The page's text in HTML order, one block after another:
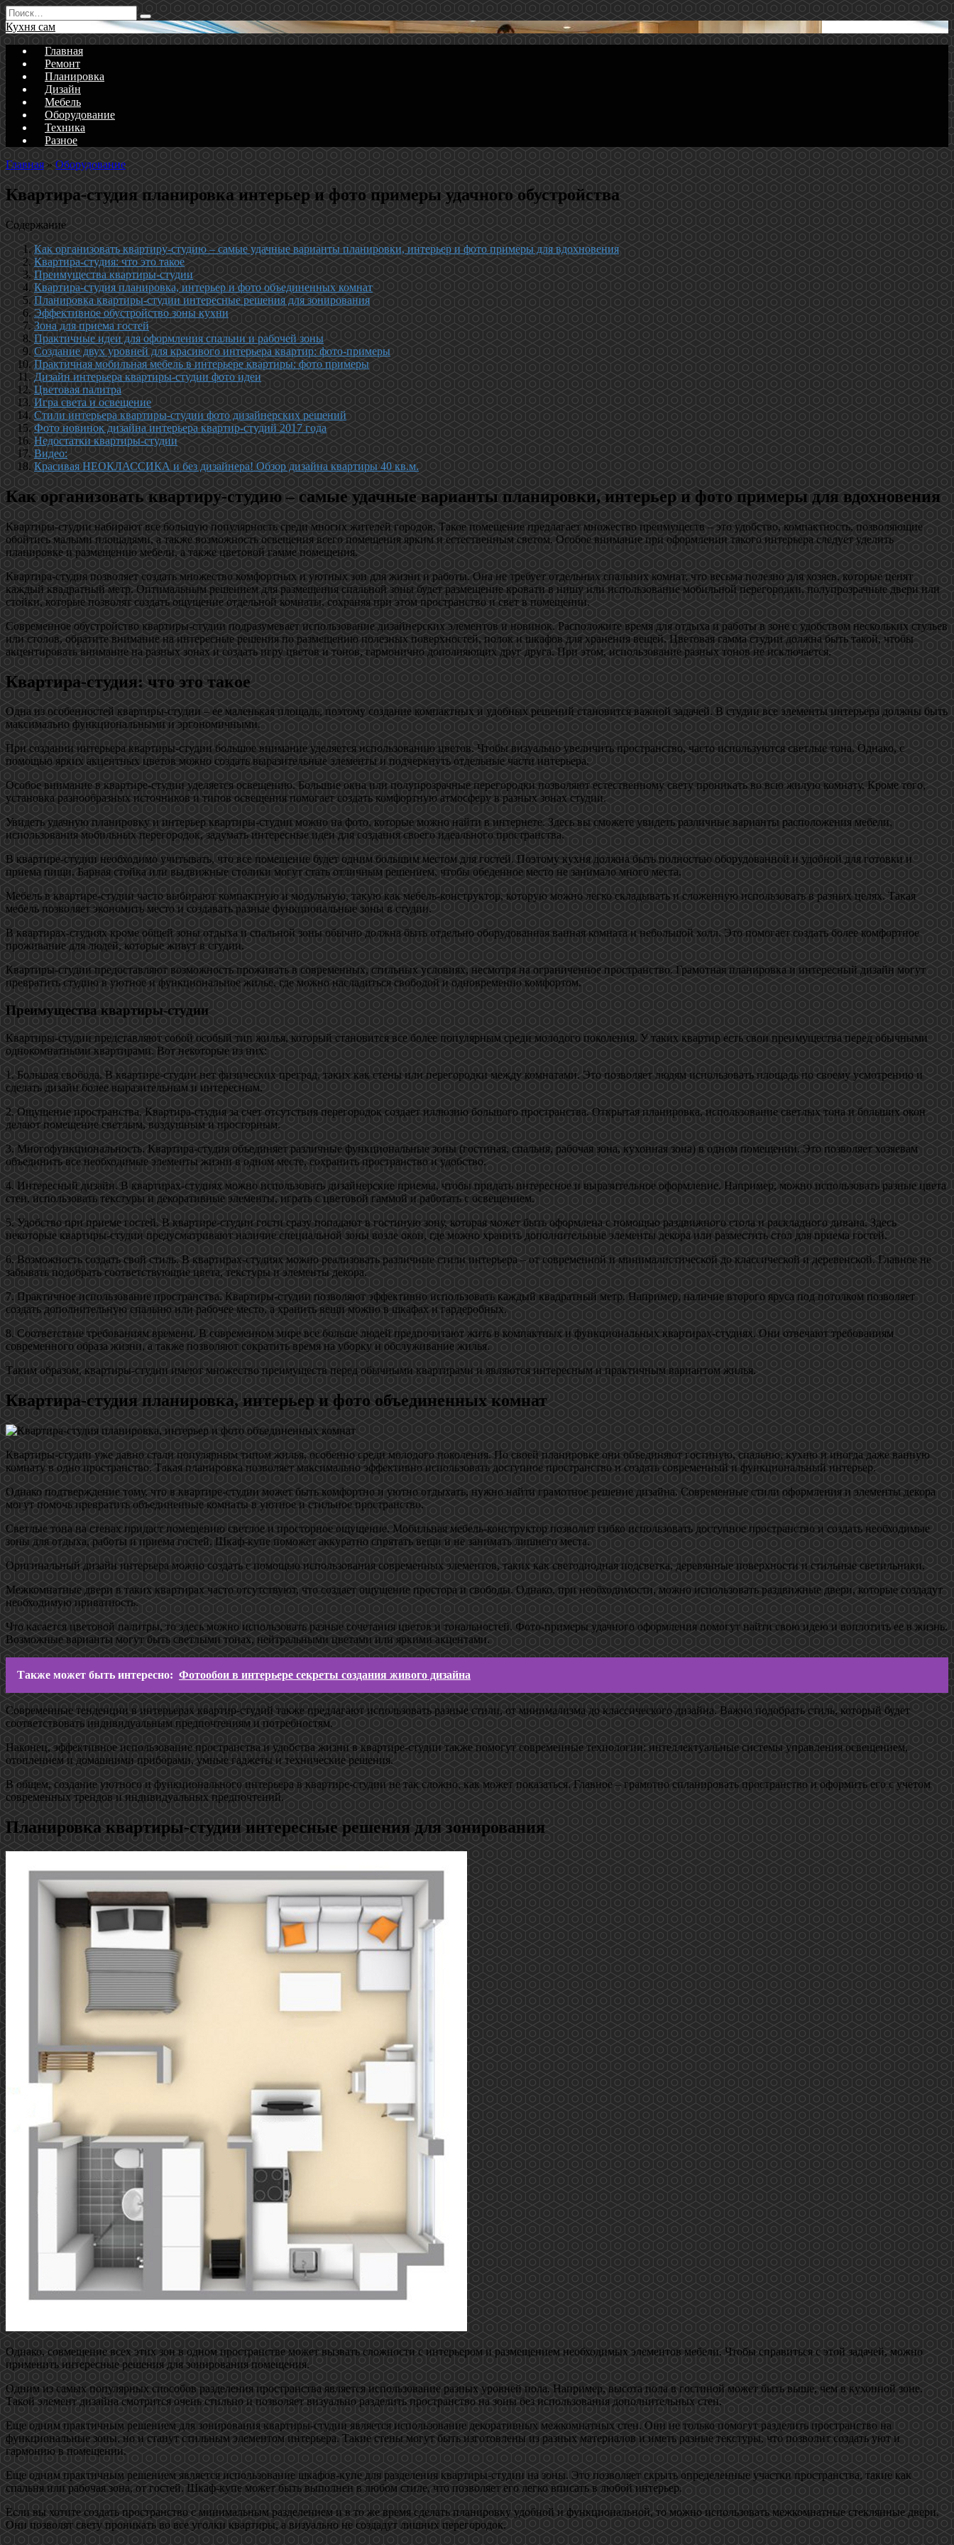
Перейти
к
содержанию
Search
for:
Кухня сам
Главная
Ремонт
Планировка
Дизайн
Мебель
Оборудование
Техника
Разное
Главная » Оборудование
Квартира-студия планировка интерьер и фото примеры удачного обустройства
Содержание
Как организовать квартиру-студию – самые удачные варианты планировки, интерьер и фото примеры для вдохновения
Квартира-студия: что это такое
Преимущества квартиры-студии
Квартира-студия планировка, интерьер и фото объединенных комнат
Планировка квартиры-студии интересные решения для зонирования
Эффективное обустройство зоны кухни
Зона для приема гостей
Практичные идеи для оформления спальни и рабочей зоны
Создание двух уровней для красивого интерьера квартир: фото-примеры
Практичная мобильная мебель в интерьере квартиры: фото примеры
Дизайн интерьера квартиры-студии фото идеи
Цветовая палитра
Игра света и освещение
Стили интерьера квартиры-студии фото дизайнерских решений
Фото новинок дизайна интерьера квартир-студий 2017 года
Недостатки квартиры-студии
Видео:
Красивая НЕОКЛАССИКА и без дизайнера! Обзор дизайна квартиры 40 кв.м.
Как организовать квартиру-студию – самые удачные варианты планировки, интерьер и фото примеры для вдохновения
Квартиры-студии набирают все большую популярность среди многих жителей городов. Такое помещение предлагает множество преимуществ – это удобство, компактность, позволяющие
обойтись малыми площадями, а также возможность освещения всего помещения ярким и естественным светом. Особое внимание при оформлении такого интерьера следует уделить
планировке и размещению мебели, а также цветовой гамме помещения.
Квартира-студия позволяет создать множество комфортных и уютных зон для жизни и работы. Она не требует отдельных спальних комнат, что весьма полезно для хозяев, которые ценят
каждый квадратный метр. Оптимальным решением для размещения спальной зоны будет размещение кровати в нишу или использование мобильной перегородки, полупрозрачные двери или
стойки, которые позволят создать ощущение отдельной комнаты, сохраняя при этом пространство и свет в помещении.
Современное обустройство квартиры-студии подразумевает использование дизайнерских элементов и новинок. Расположите время для отдыха и работы в зоне с удобством нескольких стульев
или столов, обратите внимание на интересные решения по размещению полезных поверхностей, полок и шкафов для хранения вещей. Цветовая гамма студии должна быть такой, чтобы
акцентировать внимание на разных зонах и создать игру цветов и тонов, гармонично дополняющих друг друга. При этом, использование разных тонов не исключается.
Квартира-студия: что это такое
Одна из особенностей квартиры-студии – ее маленькая площадь, поэтому создание компактных и удобных решений становится важной задачей. В студии все элементы интерьера должны быть
максимально функциональными и эргономичными.
При создании интерьера квартиры-студии большое внимание уделяется использованию цветов. Чтобы визуально увеличить пространство, часто используются светлые тона. Однако, с
помощью ярких акцентных цветов можно создать выразительные элементы и подчеркнуть отдельные части интерьера.
Особое внимание в квартире-студии уделяется освещению. Большие окна или полупрозрачные перегородки позволяют естественному свету проникать во всю жилую комнату. Кроме того,
установка разнообразных источников и типов освещения помогает создать комфортную атмосферу в разных зонах студии.
Увидеть удачную планировку и интерьер квартиры-студии можно на фото, которые можно найти в интернете. Здесь вы сможете увидеть различные варианты расположения мебели,
использования мобильных перегородок, задумать интересные идеи для создания своего идеального пространства.
В квартире-студии необходимо учитывать, что все помещение будет одним большим местом для гостей. Поэтому кухня должна быть полностью оборудованной и удобной для готовки и
приема пищи. Барная стойка или выдвижные столики могут стать отличным решением, чтобы обеденное место не занимало много места.
Мебель в квартире-студии часто выбирают компактную и модульную, такую как мебель-конструктор, которую можно легко складывать и сложенную использовать в разных целях. Такая
мебель позволяет экономить место и создавать разные функциональные зоны в студии.
В квартирах-студиях кроме общей зоны отдыха и спальной зоны обычно должна быть отдельно оборудованная ванная комната и небольшой холл. Это помогает создать более комфортное
проживание для людей, которые живут в студии.
Квартиры-студии предоставляют возможность проживать в современных, стильных условиях, несмотря на ограниченное пространство. Грамотная планировка и интересный дизайн могут
превратить студию в уютное и функциональное жилье, где можно насладиться свободой и одновременно комфортом.
Преимущества квартиры-студии
Квартиры-студии представляют собой особый тип жилья, который становится все более популярным среди молодого поколения. У таких квартир есть свои преимущества перед обычными
однокомнатными квартирами. Вот некоторые из них:
1. Большая свобода. В квартире-студии нет физических преград, таких как стены или перегородки между комнатами. Это позволяет людям использовать площадь по своему усмотрению и
сделать дизайн более выразительным и интересным.
2. Ощущение пространства. Квартира-студия за счет отсутствия перегородок создает иллюзию большого пространства. Открытая планировка, использование светлых тона и больших окон
делают помещение светлым, воздушным и просторным.
3. Многофункциональность. Квартира-студия объединяет различные функциональные зоны (гостиная, спальня, рабочая зона, кухонная зона) в одном помещении. Это позволяет хозяевам
объединить все необходимые элементы жизни в одном месте, сохранить пространство и удобство.
4. Интересный дизайн. В квартирах-студиях можно использовать дизайнерские приемы, чтобы придать интересное и выразительное оформление. Например, можно использовать разные цвета
стен, использовать текстуры и декоративные элементы, играть с цветовой гаммой и работать с освещением.
5. Удобство при приеме гостей. В квартире-студии гости сразу попадают в гостиную зону, которая может быть оформлена с помощью раздвижного стола и раскладного дивана. Здесь
некоторые квартиры-студии предусматривают наличие специальной зоны возле окон, где можно хранить дополнительные элементы декора или разместить стол для приема гостей.
6. Возможность создать свой стиль. В квартирах-студиях можно реализовать различные стили интерьера – от современной и минималистической до классической и деревенской. Главное не
забывать подобрать соответствующие цвета, текстуры и элементы декора.
7. Практичное использование пространства. Квартиры-студии позволяют эффективно использовать каждый квадратный метр. Например, наличие второго яруса под потолком позволяет
создать дополнительную спальню или рабочее место, а хранить вещи можно в шкафах и гардеробных.
8. Соответствие требованиям времени. В современном мире все больше людей предпочитают жить в компактных и функциональных квартирах-студиях. Они отвечают требованиям
современного образа жизни, а также позволяют сократить время на уборку и обслуживание жилья.
Таким образом, квартиры-студии имеют множество преимуществ перед обычными квартирами и являются интересным и практичным вариантом жилья.
Квартира-студия планировка, интерьер и фото объединенных комнат
Квартиры-студии уже давно стали популярным типом жилья, особенно среди молодого поколения. По своей планировке они объединяют гостиную, спальню, кухню и иногда даже ванную
комнату в одно пространство. Такая планировка позволяет максимально эффективно использовать доступное пространство и создать современный и функциональный интерьер.
Однако подтверждение тому, что в квартире-студии может быть комфортно и уютно отдыхать, нужно найти грамотное решение дизайна. Современные стили оформления и элементы декора
могут помочь превратить объединенные комнаты в уютное и стильное пространство.
Светлые тона на стенах придаст помещению светлое и просторное ощущение. Мобильная мебель-конструктор позволит гибко использовать доступное пространство и создать необходимые
зоны для отдыха, работы и приема гостей. Шкаф-купе поможет аккуратно спрятать вещи и не занимать лишнего места.
Оригинальный дизайн интерьера можно создать с помощью использования современных элементов, таких как светодиодная подсветка, деревянные поверхности и стильные светильники.
Межкомнатные двери в таких квартирах часто отсутствуют, что создает ощущение простора и свободы. Однако, при необходимости, можно использовать раздвижные двери, которые создадут
необходимую приватность.
Что касается цветовой палитры, то здесь можно использовать разные сочетания цветов и тональностей. Фото-примеры удачного оформления помогут найти свою идею и воплотить ее в жизнь.
Возможные варианты могут быть светлыми тонах, нейтральными цветами или яркими акцентами.
Также может быть интересно: Фотообои в интерьере секреты создания живого дизайна
Современные тенденции в интерьерах квартир-студий также предлагают использовать разные стили, от минимализма до классического дизайна. Важно подобрать стиль, который будет
соответствовать индивидуальным предпочтениям и потребностям.
Наконец, эффективное использование пространства и удобства жизни в квартире-студии также помогут современные технологии: интеллектуальные системы управления освещением,
отоплением и домашними приборами, умные гаджеты и технические решения.
В общем, создание уютного и функционального интерьера в квартире-студии не так сложно, как может показаться. Главное – грамотно спланировать пространство и оформить его с учетом
современных трендов и индивидуальных предпочтений.
Планировка квартиры-студии интересные решения для зонирования
Однако, совмещение всех этих зон в одном пространстве может вызвать сложности с интерьером и размещением необходимых элементов мебели. Чтобы справиться с этой задачей, можно
применить интересные решения для зонирования помещения.
Одним из самых популярных способов разделения пространства является использование разных уровней пола. Например, высота пола в гостиной может быть выше, чем в кухонной зоне.
Такой элемент дизайна смотрится очень стильно и позволяет визуально разделить пространство на зоны без использования дополнительных стен.
Еще одним практичным решением для зонирования квартиры-студии является использование декоративных межкомнатных стен. Они не только помогут разделить пространство на
функциональные зоны, но и станут стильным элементом интерьера. Такие стены могут быть изготовлены из разных материалов и иметь разные текстуры, что позволит создать уют и
гармонию в помещении.
Еще одним практичным решением является использование шкафов-купе для разделения квартиры-студии на зоны. Это позволяет скрыть определенные участки пространства, такие как
спальня или рабочая зона, от гостей. Шкаф-купе может быть выполнен в любом стиле, что позволяет его легко вписать в любой интерьер.
Если вы хотите создать пространство с минимальным разделением и в то же время сделать планировку удобной и функциональной, то можно использовать межкомнатные стеклянные двери.
Они позволят свету проникать во все уголки квартиры, а визуально не создадут лишних перегородок.